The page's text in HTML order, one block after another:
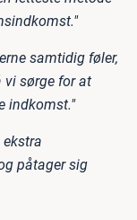
samtidig føler,
vi sørge for at
indkomst."
påtager sig